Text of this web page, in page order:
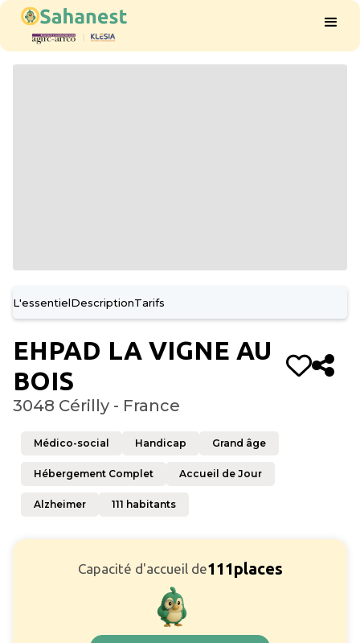
L'essentielDescriptionTarifs
EHPAD LA VIGNE AU
BOIS
3048 Cérilly - France
Médico-social Handicap Grand âge
Hébergement Complet Accueil de Jour
Alzheimer 111 habitants
Capacité d'accueil de111places